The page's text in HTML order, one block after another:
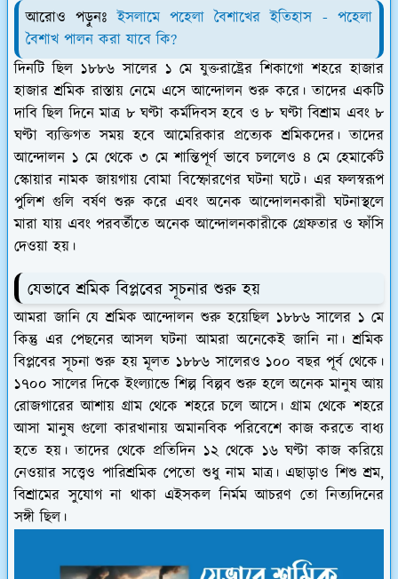
আরোও পড়ুনঃইসলামে পহেলা বৈশাখের ইতিহাস - পহেলা
বৈশাখ পালন করা যাবে কি?
দিনটি ছিল ১৮৮৬ সালের ১ মে যুক্তরাষ্ট্রের শিকাগো শহরে হাজার
হাজার শ্রমিক রাস্তায় নেমে এসে আন্দোলন শুরু করে। তাদের একটি
দাবি ছিল দিনে মাত্র ৮ ঘণ্টা কর্মদিবস হবে ও ৮ ঘণ্টা বিশ্রাম এবং ৮
ঘণ্টা ব্যক্তিগত সময় হবে আমেরিকার প্রত্যেক শ্রমিকদের। তাদের
আন্দোলন ১ মে থেকে ৩ মে শান্তিপূর্ণ ভাবে চললেও ৪ মে হেমার্কেট
স্কোয়ার নামক জায়গায় বোমা বিস্ফোরণের ঘটনা ঘটে। এর ফলস্বরূপ
পুলিশ গুলি বর্ষণ শুরু করে এবং অনেক আন্দোলনকারী ঘটনাস্থলে
মারা যায় এবং পরবর্তীতে অনেক আন্দোলনকারীকে গ্রেফতার ও ফাঁসি
দেওয়া হয়।
যেভাবে শ্রমিক বিপ্লবের সূচনার শুরু হয়
আমরা জানি যে শ্রমিক আন্দোলন শুরু হয়েছিল ১৮৮৬ সালের ১ মে
কিন্তু এর পেছনের আসল ঘটনা আমরা অনেকেই জানি না। শ্রমিক
বিপ্লবের সূচনা শুরু হয় মূলত ১৮৮৬ সালেরও ১০০ বছর পূর্ব থেকে।
১৭০০ সালের দিকে ইংল্যান্ডে শিল্প বিল্পব শুরু হলে অনেক মানুষ আয়
রোজগারের আশায় গ্রাম থেকে শহরে চলে আসে। গ্রাম থেকে শহরে
আসা মানুষ গুলো কারখানায় অমানবিক পরিবেশে কাজ করতে বাধ্য
হতে হয়। তাদের থেকে প্রতিদিন ১২ থেকে ১৬ ঘণ্টা কাজ করিয়ে
নেওয়ার সত্ত্বেও পারিশ্রমিক পেতো শুধু নাম মাত্র। এছাড়াও শিশু শ্রম,
বিশ্রামের সুযোগ না থাকা এইসকল নির্মম আচরণ তো নিত্যদিনের
সঙ্গী ছিল।